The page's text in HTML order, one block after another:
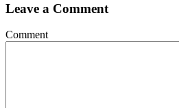
Leave a Comment
Comment